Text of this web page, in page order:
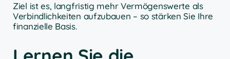
Ziel ist es, langfristig mehr Vermögenswerte als
Verbindlichkeiten aufzubauen – so stärken Sie Ihre
finanzielle Basis.